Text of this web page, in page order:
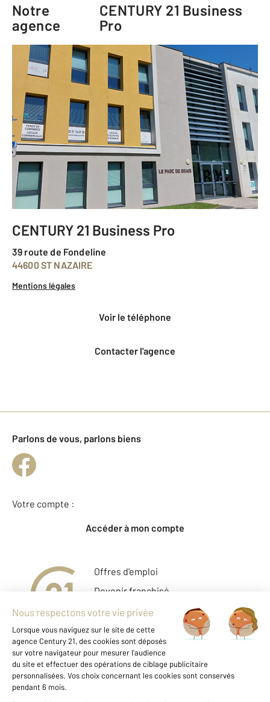
Notre
agence
CENTURY 21 Business
Pro
CENTURY 21 Business Pro
39 route de Fondeline
44600 ST NAZAIRE
Mentions légales
voir le téléphone
Contacter l'agence
Parlons de vous, parlons biens
Votre compte :
Accéder à mon compte
Offres d'emploi
Devenir franchisé
Entreprise et commerce
Fine Homes & Estates
International